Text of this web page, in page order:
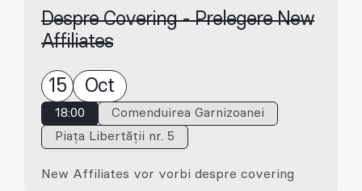
Despre Covering - Prelegere New
Affiliates
15 Oct
18:00
Comenduirea Garnizoanei
Piața Libertății nr. 5
New Affiliates vor vorbi despre covering